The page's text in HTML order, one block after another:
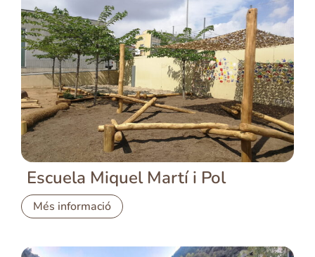
Escuela Miquel Martí i Pol
Més informació